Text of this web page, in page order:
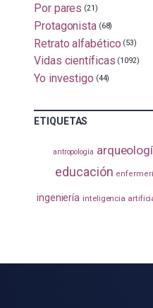
Por pares (21)
Protagonista (68)
Retrato alfabético (53)
Vidas científicas (1092)
Yo investigo (44)
ETIQUETAS
antropología
educación
ingeniería inteligencia